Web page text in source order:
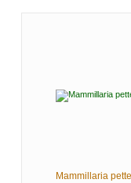
Mammillaria